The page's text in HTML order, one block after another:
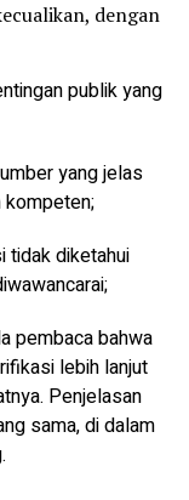
dengan
publik yang
yang jelas
kompeten;
tidak diketahui
pembaca bahwa
lebih lanjut
Penjelasan
sama, di dalam